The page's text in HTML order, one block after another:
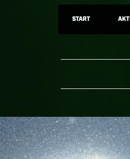
START